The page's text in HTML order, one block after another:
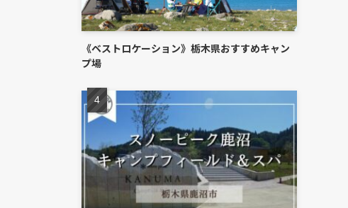
《ベストロケーション》栃木県おすすめキャン
プ場